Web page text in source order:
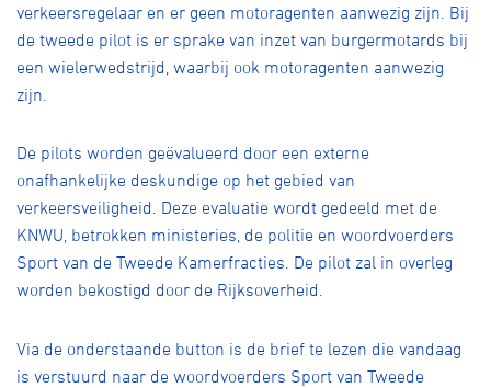
verkeersregelaar en er geen motoragenten aanwezig zijn. Bij
de tweede pilot is er sprake van inzet van burgermotards bij
een wielerwedstrijd, waarbij ook motoragenten aanwezig
zijn.
De pilots worden geëvalueerd door een externe
onafhankelijke deskundige op het gebied van
verkeersveiligheid. Deze evaluatie wordt gedeeld met de
KNWU, betrokken ministeries, de politie en woordvoerders
Sport van de Tweede Kamerfracties. De pilot zal in overleg
worden bekostigd door de Rijksoverheid.
Via de onderstaande button is de brief te lezen die vandaag
is verstuurd naar de woordvoerders Sport van Tweede